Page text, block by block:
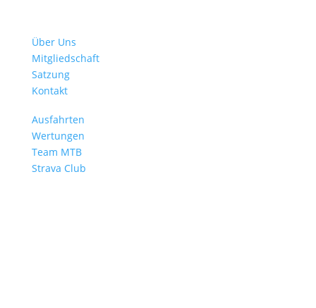
Über Uns
Mitgliedschaft
Satzung
Kontakt
Ausfahrten
Wertungen
Team MTB
Strava Club